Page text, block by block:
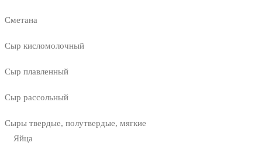
Сметана
Сыр кисломолочный
Сыр плавленный
Сыр рассольный
Сыры твердые, полутвердые, мягкие
Яйца